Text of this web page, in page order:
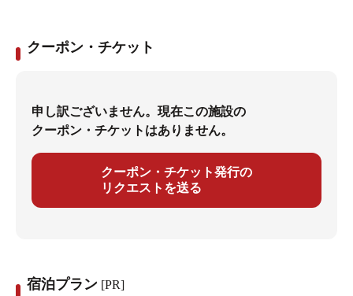
クーポン・チケット
申し訳ございません。現在この施設の
クーポン・チケットはありません。
クーポン・チケット発行の
リクエストを送る
宿泊プラン [PR]